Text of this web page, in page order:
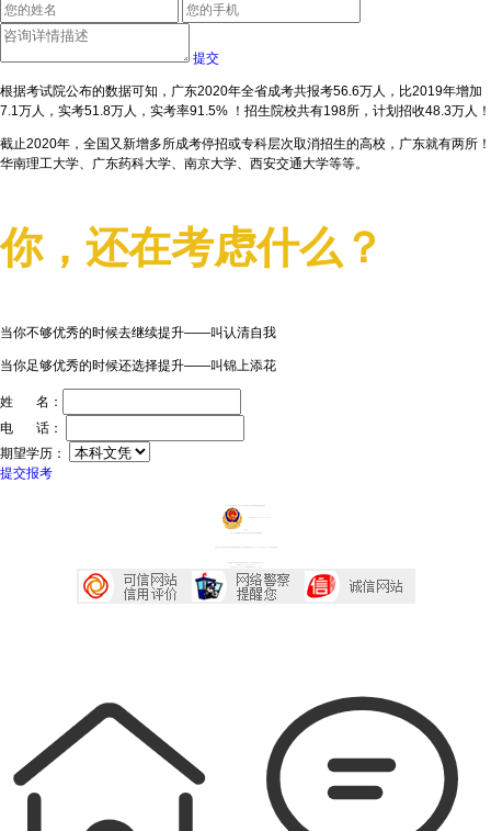
提交
根据考试院公布的数据可知，广东2020年全省成考共报考56.6万人，比2019年增加
7.1万人，实考51.8万人，实考率91.5% ！招生院校共有198所，计划招收48.3万人！
截止2020年，全国又新增多所成考停招或专科层次取消招生的高校，广东就有两所！
华南理工大学、广东药科大学、南京大学、西安交通大学等等。
你，还在考虑什么？
当你不够优秀的时候去继续提升——叫认清自我
当你足够优秀的时候还选择提升——叫锦上添花
姓 名：
电 话：
期望学历：
提交报考